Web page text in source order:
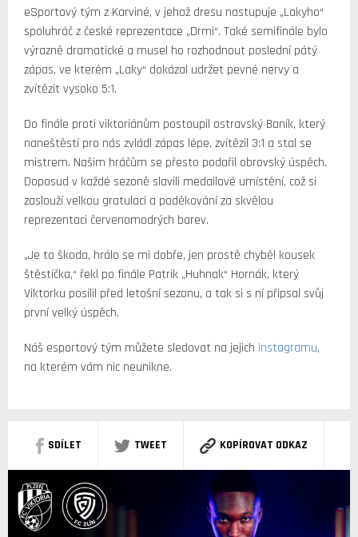
eSportový tým z Karviné, v jehož dresu nastupuje „Lakyho“
spoluhráč z české reprezentace „Drmi“. Také semifinále bylo
výrazně dramatické a musel ho rozhodnout poslední pátý
zápas, ve kterém „Laky“ dokázal udržet pevné nervy a
zvítězit vysoko 5:1.
Do finále proti viktoriánům postoupil ostravský Baník, který
naneštěstí pro nás zvládl zápas lépe, zvítězil 3:1 a stal se
mistrem. Našim hráčům se přesto podařil obrovský úspěch.
Doposud v každé sezoně slavili medailové umístění, což si
zaslouží velkou gratulaci a poděkování za skvělou
reprezentaci červenomodrých barev.
„Je to škoda, hrálo se mi dobře, jen prostě chyběl kousek
štěstíčka,“ řekl po finále Patrik „Huhnak“ Hornák, který
Viktorku posílil před letošní sezonu, a tak si s ní připsal svůj
první velký úspěch.
Náš esportový tým můžete sledovat na jejich instagramu,
na kterém vám nic neunikne.
SDÍLET TWEET KOPÍROVAT ODKAZ